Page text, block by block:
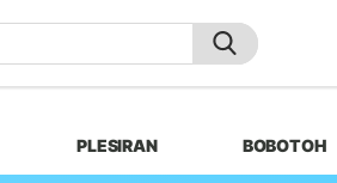
PLESIRAN BOBOTOH